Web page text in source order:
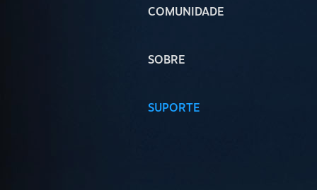
COMUNIDADE
SOBRE
SUPORTE